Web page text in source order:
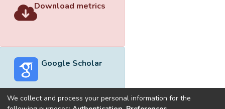
Download metrics
Google Scholar
We collect and process your personal information for the